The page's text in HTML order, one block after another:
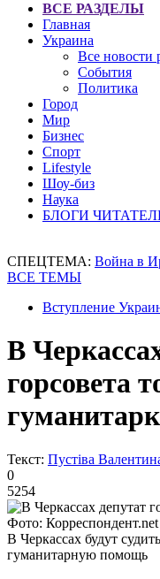
ВСЕ РАЗДЕЛЫ
Главная
Украина
Все новости
События
Политика
Город
Мир
Бизнес
Спорт
Lifestyle
Шоу-биз
Наука
БЛОГИ
СПЕЦТЕМА: Война в
ВСЕ ТЕМЫ
Вступление
В
горсовета
Текст: Пустіва
0
5254
Фото: Корреспондент.net
В Черкассах будут
гуманитарную помощь